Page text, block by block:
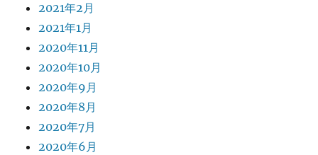
2021年2月
2021年1月
2020年11月
2020年10月
2020年9月
2020年8月
2020年7月
2020年6月